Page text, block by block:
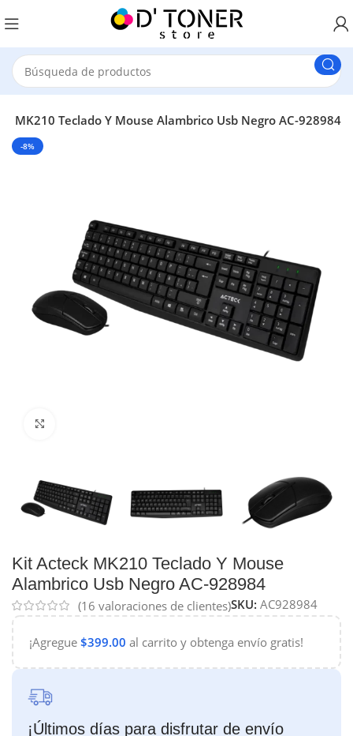
MK210 Teclado Y Mouse Alambrico Usb Negro AC-928984
-8%
Kit Acteck MK210 Teclado Y Mouse
Alambrico Usb Negro AC-928984
(16 valoraciones de clientes)SKU:AC928984
¡Agregue$399.00 al carrito y obtenga envío gratis!
¡Últimos días para disfrutar de envío